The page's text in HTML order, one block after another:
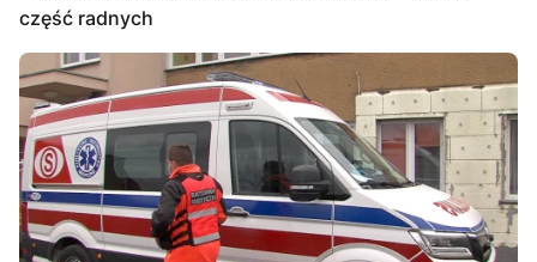
część radnych